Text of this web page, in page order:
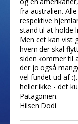
fra australien.
respektive
stand til at holde
Men det kan vist
hvem der skal
siden kommer til
der jo også
vel fundet ud af
heller ikke - det
Patagonien.
Hilsen Dodi